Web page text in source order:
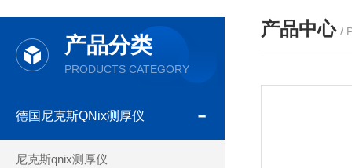
产品分类
PRODUCTS CATEGORY
德国尼克斯QNix测厚仪
尼克斯qnix测厚仪
产品中心 /